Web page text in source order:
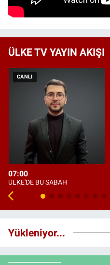
ÜLKE TV YAYIN AKIŞI
CANLI
07:00
ÜLKE'DE BU SABAH
Yükleniyor...